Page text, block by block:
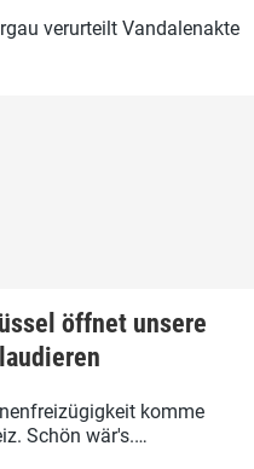
verurteilt Vandalenakte
öffnet unsere
komme
Schön wär's.…